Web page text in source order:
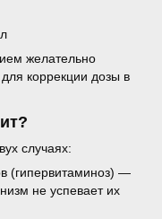
желательно
коррекции дозы в
случаях:
(гипервитаминоз) —
не успевает их